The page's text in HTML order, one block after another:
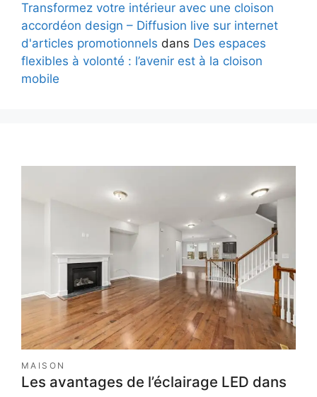
Transformez votre intérieur avec une cloison
accordéon design – Diffusion live sur internet
d'articles promotionnels dans Des espaces
flexibles à volonté : l’avenir est à la cloison
mobile
MAISON
Les avantages de l’éclairage LED dans